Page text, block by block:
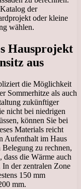
der
oder kleine
wählen.
Hausprojekt
aus
die Möglichkeit
Sommerhitze als auch
zukünftiger
nicht bei niedrigen
können Sie bei
Materials reicht
Aufenthalt im Haus
zu rechnen,
dass die Wärme auch
In der zentralen Zone
150 mm
mm.